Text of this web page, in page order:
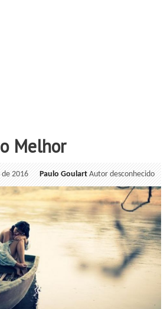
Melhor
2016 Paulo Goulart Autor desconhecido